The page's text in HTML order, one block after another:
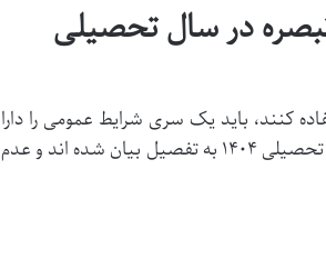
در سال تحصیلی
کنند، باید یک سری شرایط عمومی را دارا
باشند. این شرایط در آیین نامه های وزارت آموزش و پرورش برای سال تحصیلی ۱۴۰۴ به تفصیل بیان شده اند و عدم